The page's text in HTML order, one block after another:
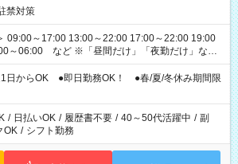
禁対策
09:00～17:00 13:00～22:00 17:00～22:00 19:00
※「昼間だけ」「夜勤だけ」など
1日からOK ●即日勤務OK！ ●春/夏/冬休み期間限
/ 日払いOK / 履歴書不要 / 40～50代活躍中 / 副
OK / シフト勤務